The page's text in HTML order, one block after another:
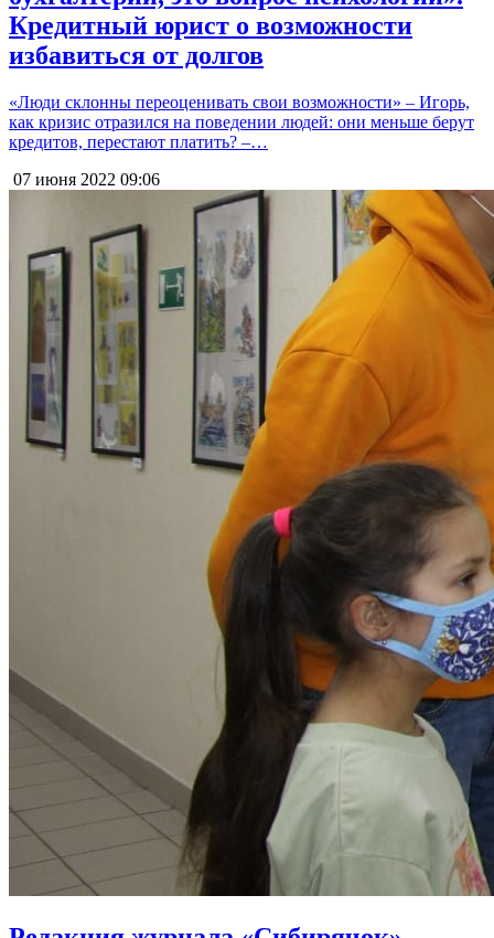
Кредитный юрист о возможности
избавиться от долгов
«Люди склонны переоценивать свои возможности» – Игорь,
как кризис отразился на поведении людей: они меньше берут
кредитов, перестают платить? –…
07 июня 2022 09:06